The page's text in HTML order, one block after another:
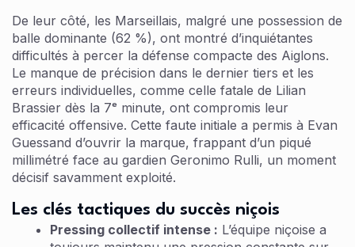
De leur côté, les Marseillais, malgré une possession de
balle dominante (62 %), ont montré d’inquiétantes
difficultés à percer la défense compacte des Aiglons.
Le manque de précision dans le dernier tiers et les
erreurs individuelles, comme celle fatale de Lilian
Brassier dès la 7ᵉ minute, ont compromis leur
efficacité offensive. Cette faute initiale a permis à Evan
Guessand d’ouvrir la marque, frappant d’un piqué
millimétré face au gardien Geronimo Rulli, un moment
décisif savamment exploité.
Les clés tactiques du succès niçois
Pressing collectif intense : L’équipe niçoise a